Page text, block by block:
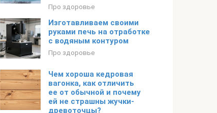
Про здоровье
Изготавливаем своими
руками печь на отработке
с водяным контуром
Про здоровье
Чем хороша кедровая
вагонка, как отличить
ее от обычной и почему
ей не страшны жучки-
древоточцы?